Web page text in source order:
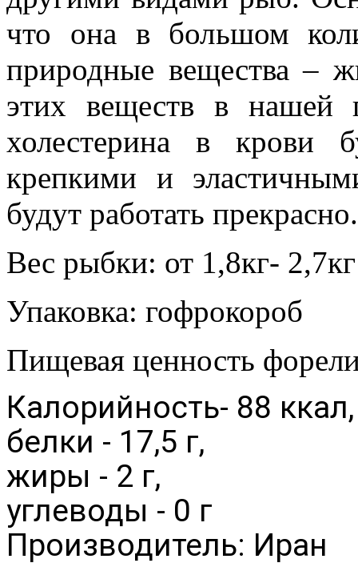
что она в большом
природные вещества –
этих веществ в нашей
холестерина в крови
крепкими и
будут работать прекрасно.
Вес рыбки: от 1,8кг- 2,7кг
Упаковка: гофрокороб
Пищевая ценность
Калорийность- 88 ккал,
белки - 17,5 г,
жиры - 2 г,
углеводы - 0 г
Производитель: Иран